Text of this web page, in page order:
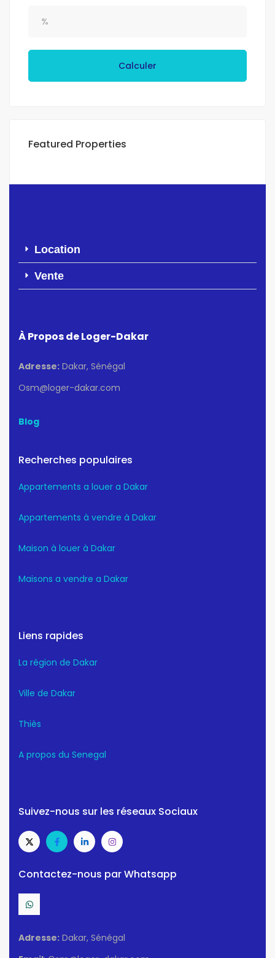
Calculer
Featured Properties
Location
Vente
À Propos de Loger-Dakar
Adresse: Dakar, Sénégal
Osm@loger-dakar.com
Blog
Recherches populaires
Appartements a louer a Dakar
Appartements à vendre à Dakar
Maison à louer à Dakar
Maisons a vendre a Dakar
Liens rapides
La région de Dakar
Ville de Dakar
Thiès
A propos du Senegal
Suivez-nous sur les réseaux Sociaux
Contactez-nous par Whatsapp
Adresse: Dakar, Sénégal